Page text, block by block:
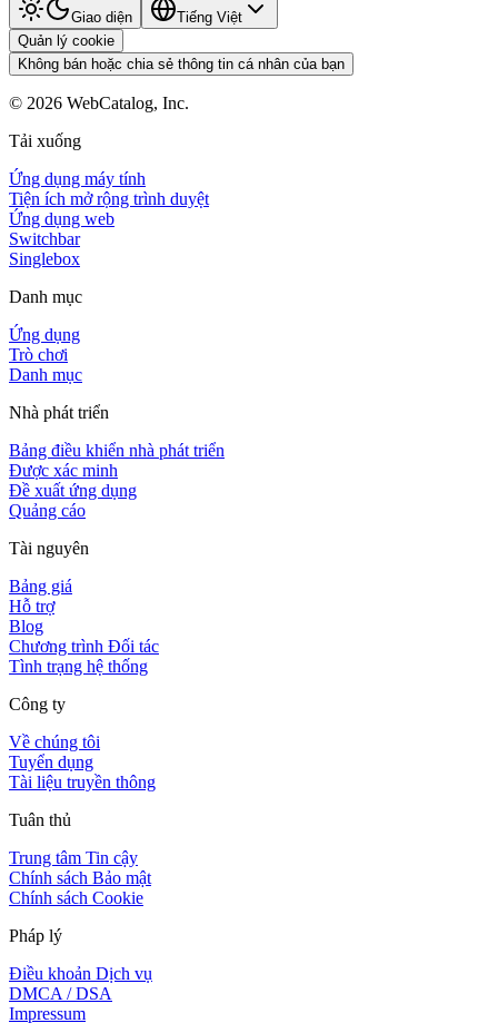
Giao diện
Tiếng Việt
Quản lý cookie
Không bán hoặc chia sẻ thông tin cá nhân của bạn
© 2026 WebCatalog, Inc.
Tải xuống
Ứng dụng máy tính
Tiện ích mở rộng trình duyệt
Ứng dụng web
Switchbar
Singlebox
Danh mục
Ứng dụng
Trò chơi
Danh mục
Nhà phát triển
Bảng điều khiển nhà phát triển
Được xác minh
Đề xuất ứng dụng
Quảng cáo
Tài nguyên
Bảng giá
Hỗ trợ
Blog
Chương trình Đối tác
Tình trạng hệ thống
Công ty
Về chúng tôi
Tuyển dụng
Tài liệu truyền thông
Tuân thủ
Trung tâm Tin cậy
Chính sách Bảo mật
Chính sách Cookie
Pháp lý
Điều khoản Dịch vụ
DMCA / DSA
Impressum